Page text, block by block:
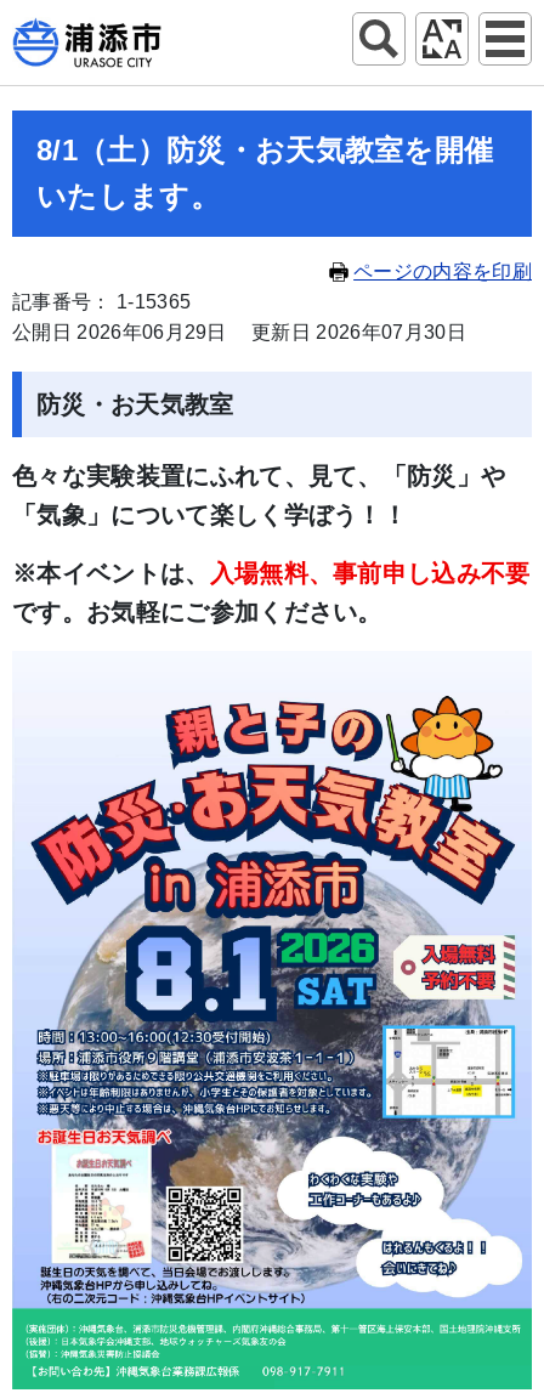
8/1（土）防災・お天気教室を開催
いたします。
ページの内容を印刷
記事番号： 1-15365
公開日 2026年06月29日
更新日 2026年07月30日
防災・お天気教室
色々な実験装置にふれて、見て、「防災」や
「気象」について楽しく学ぼう！！
※本イベントは、
入場無料、事前申し込み不要
です。 お気軽にご参加ください。